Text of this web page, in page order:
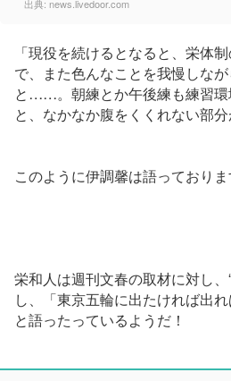
出典: news.livedoor.com
「現役を続けるとなると、栄体
で、また色んなことを我慢しな
と……。朝練とか午後練も練習環
と、なかなか腹をくくれない部分
このように伊調馨は語っておりま
栄和人は週刊文春の取材に対し
し、「東京五輪に出たければ出
と語ったっているようだ！